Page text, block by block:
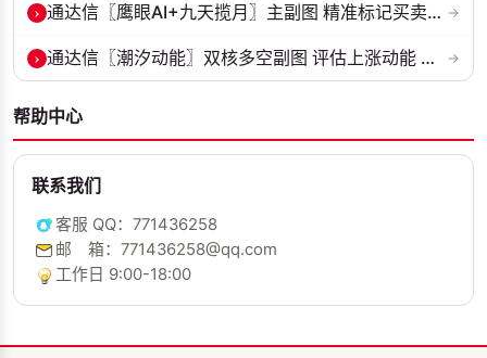
› 通达信〖鹰眼AI+九天揽月〗主副图 精准标记买卖拐点 九维因子共振过滤杂... →
› 通达信〖潮汐动能〗双核多空副图 评估上涨动能 量化判断多空力量的强弱... →
帮助中心
联系我们
客服 QQ：771436258
邮 箱：771436258@qq.com
工作日 9:00-18:00